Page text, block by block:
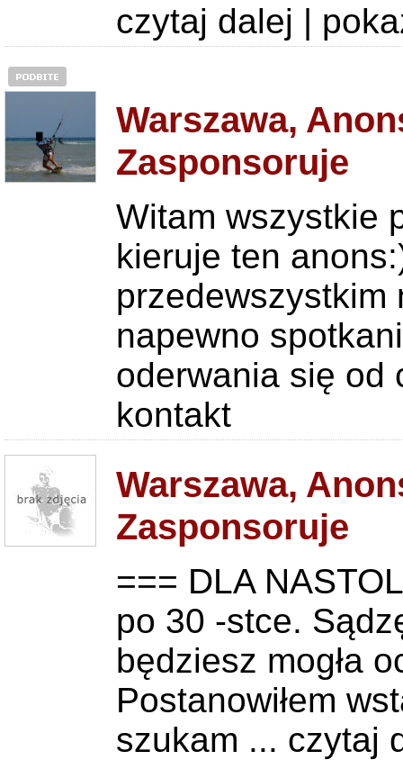
czytaj dalej |
Warszawa,
Zasponsoruje
Witam wszystkie
kieruje ten
przedewszystkim
napewno
oderwania się
kontakt
Warszawa,
Zasponsoruje
=== DLA
po 30 -stce.
będziesz mogła
Postanowiłem
szukam ... czytaj